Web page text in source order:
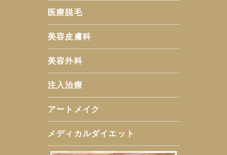
医療脱毛
美容皮膚科
美容外科
注入治療
アートメイク
メディカルダイエット